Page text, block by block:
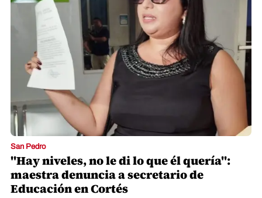
San Pedro
"Hay niveles, no le di lo que él quería":
maestra denuncia a secretario de
Educación en Cortés